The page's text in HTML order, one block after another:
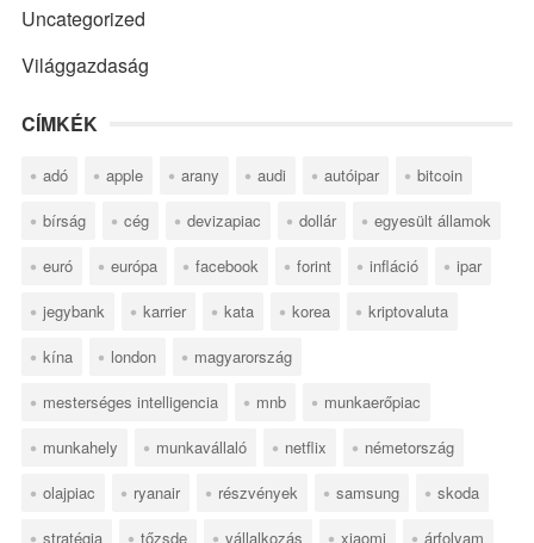
Uncategorized
Világgazdaság
CÍMKÉK
adó apple arany audi autóipar
bitcoin
bírság
cég devizapiac dollár
egyesült államok
euró
európa facebook forint infláció
ipar
jegybank
karrier kata korea
kriptovaluta
kína
london
magyarország
mesterséges intelligencia
mnb
munkaerőpiac
munkahely
munkavállaló netflix
németország
olajpiac
ryanair részvények samsung
skoda
stratégia
tőzsde vállalkozás xiaomi árfolyam